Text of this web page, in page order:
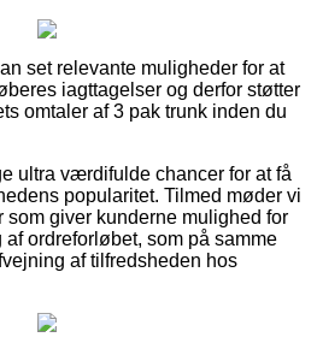
set relevante muligheder for at
iagttagelser og derfor støtter
omtaler af 3 pak trunk inden du
ultra værdifulde chancer for at få
popularitet. Tilmed møder vi
som giver kunderne mulighed for
ordreforløbet, som på samme
af tilfredsheden hos